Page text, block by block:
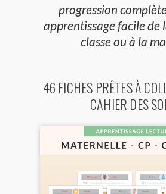
progression
apprentissage facile de
classe ou à la
46 FICHES PRÊTES À
CAHIER DES